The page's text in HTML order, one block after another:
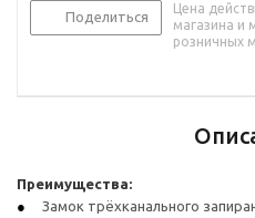
Поделиться
Цена
магазина и
розничных
Преимущества:
Замок трёхканального